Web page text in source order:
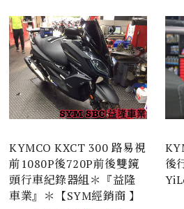
KYMCO KXCT 300 路易視
前1080P後720P前後雙鏡
頭行車紀錄器組＊『益隆
車業』＊【SYM經銷商 】
後